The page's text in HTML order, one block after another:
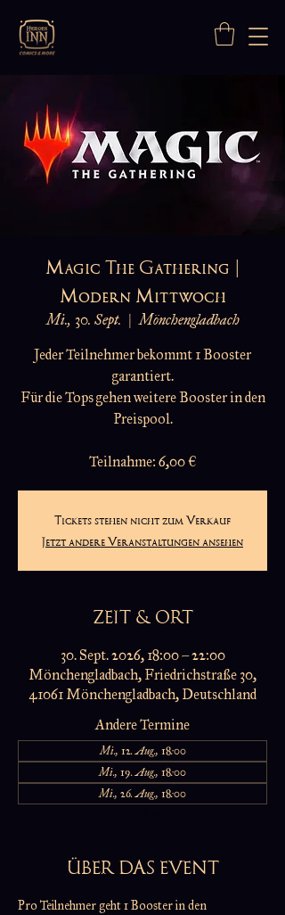
Magic The Gathering |
Modern Mittwoch
Mi., 30. Sept.
  |
Mönchengladbach
Jeder Teilnehmer bekommt 1 Booster
garantiert.
Für die Tops gehen weitere Booster in den
Preispool.
Teilnahme: 6,00 €
Tickets stehen nicht zum Verkauf
Jetzt andere Veranstaltungen ansehen
ZEIT & ORT
30. Sept. 2026, 18:00 – 22:00
Mönchengladbach, Friedrichstraße 30,
41061 Mönchengladbach, Deutschland
Andere Termine
Mi., 12. Aug., 18:00
Mi., 19. Aug., 18:00
Mi., 26. Aug., 18:00
ÜBER DAS EVENT
Pro Teilnehmer geht 1 Booster in den